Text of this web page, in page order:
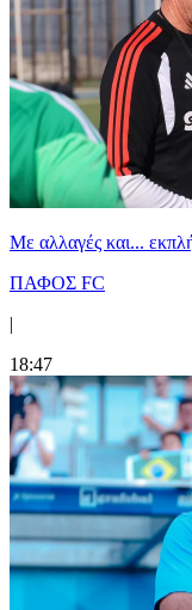
Με αλλαγές και...
ΠΑΦΟΣ FC
|
18:47